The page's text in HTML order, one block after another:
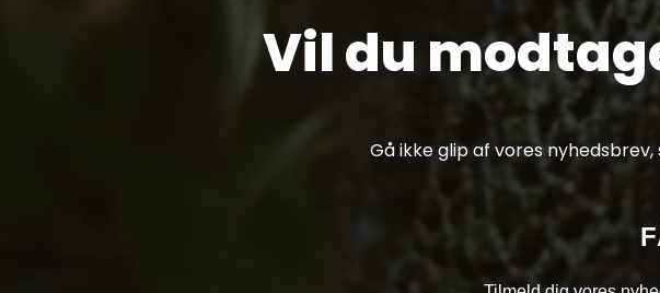
Vil du
Gå ikke glip af vores